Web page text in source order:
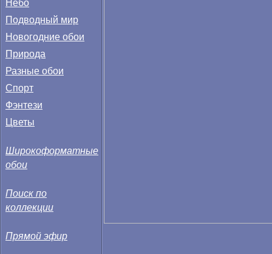
Подводный мир
Новогодние обои
Природа
Разные обои
Спорт
Фэнтези
Цветы
Широкоформатные
обои
Поиск по
коллекции
Прямой эфир